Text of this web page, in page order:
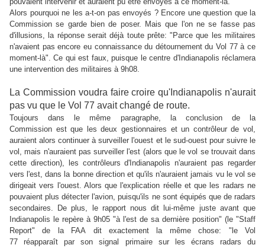
Alors pourquoi ne les a-t-on pas envoyés ? Encore une question que la
Commission se garde bien de poser. Mais que l'on ne se fasse pas
d'illusions, la réponse serait déjà toute prête: "Parce que les militaires
n'avaient pas encore eu connaissance du détournement du Vol 77 à ce
moment-là". Ce qui est faux, puisque le centre d'Indianapolis réclamera
une intervention des militaires à 9h08.
La Commission voudra faire croire qu'Indianapolis n'aurait
pas vu que le Vol 77 avait changé de route.
Toujours dans le même paragraphe, la conclusion de la
Commission est que les deux gestionnaires et un contrôleur de vol,
auraient alors continuer à surveiller l'ouest et le sud-ouest pour suivre le
vol, mais n'auraient pas surveiller l'est (alors que le vol se trouvait dans
cette direction), les contrôleurs d'Indianapolis n'auraient pas regarder
vers l'est, dans la bonne direction et qu'ils n'auraient jamais vu le vol se
dirigeait vers l'ouest. Alors que l'explication réelle et que les radars ne
pouvaient plus détecter l'avion, puisqu'ils ne sont équipés que de radars
secondaires. De plus, le rapport nous dit lui-même juste avant que
Indianapolis le repère à 9h05 "à l'est de sa dernière position" (le "Staff
Report" de la FAA dit exactement la même chose: "le Vol
77 réapparaît par son signal primaire sur les écrans radars du